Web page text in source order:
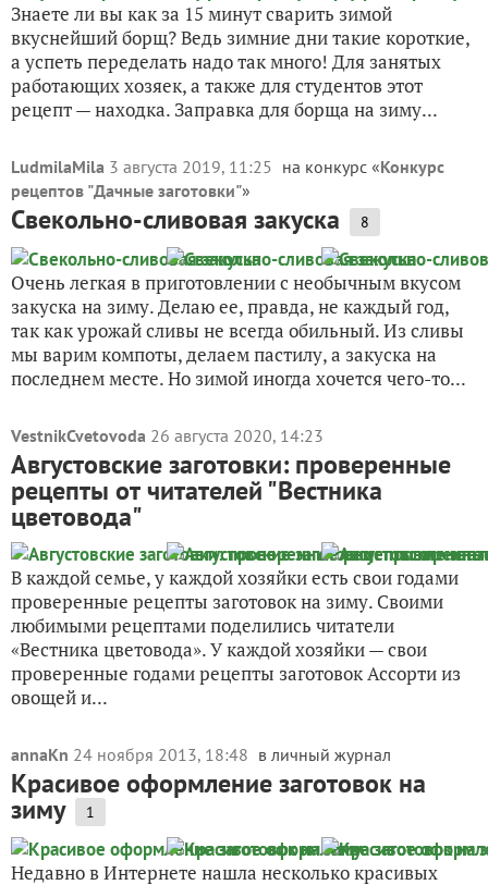
Знаете ли вы как за 15 минут сварить зимой
вкуснейший борщ? Ведь зимние дни такие короткие,
а успеть переделать надо так много! Для занятых
работающих хозяек, а также для студентов этот
рецепт — находка. Заправка для борща на зиму...
LudmilaMila 3 августа 2019, 11:25 на конкурс «Конкурс
рецептов "Дачные заготовки"»
Свекольно-сливовая закуска 8
Очень легкая в приготовлении с необычным вкусом
закуска на зиму. Делаю ее, правда, не каждый год,
так как урожай сливы не всегда обильный. Из сливы
мы варим компоты, делаем пастилу, а закуска на
последнем месте. Но зимой иногда хочется чего-то...
VestnikCvetovoda 26 августа 2020, 14:23
Августовские заготовки: проверенные
рецепты от читателей "Вестника
цветовода"
В каждой семье, у каждой хозяйки есть свои годами
проверенные рецепты заготовок на зиму. Своими
любимыми рецептами поделились читатели
«Вестника цветовода». У каждой хозяйки — свои
проверенные годами рецепты заготовок Ассорти из
овощей и...
annaKn 24 ноября 2013, 18:48 в личный журнал
Красивое оформление заготовок на
зиму 1
Недавно в Интернете нашла несколько красивых